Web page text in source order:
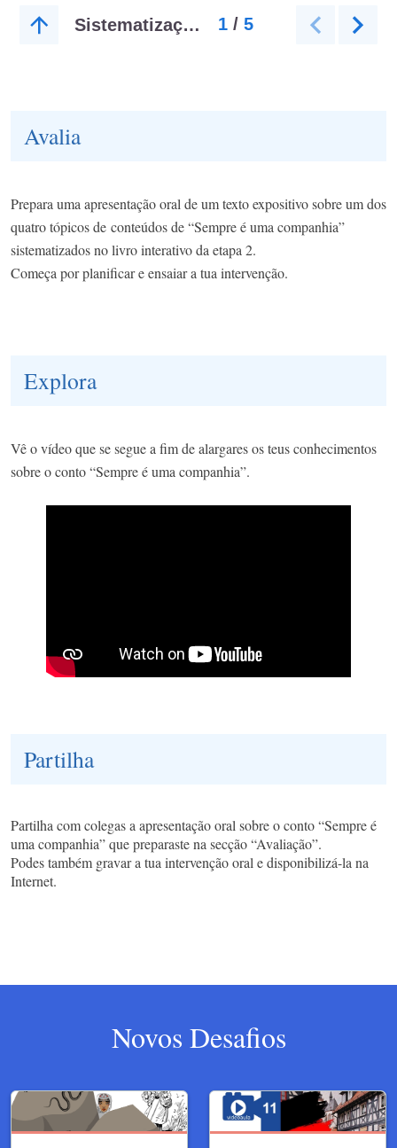
Avalia
Prepara uma apresentação oral de um texto expositivo sobre um dos
quatro tópicos de conteúdos de “Sempre é uma companhia”
sistematizados no livro interativo da etapa 2.
Começa por planificar e ensaiar a tua intervenção.
Explora
Vê o vídeo que se segue a fim de alargares os teus conhecimentos
sobre o conto “Sempre é uma companhia”.
Partilha
Partilha com colegas a apresentação oral sobre o conto “Sempre é
uma companhia” que preparaste na secção “Avaliação”.
Podes também gravar a tua intervenção oral e disponibilizá-la na
Internet.
Novos Desafios